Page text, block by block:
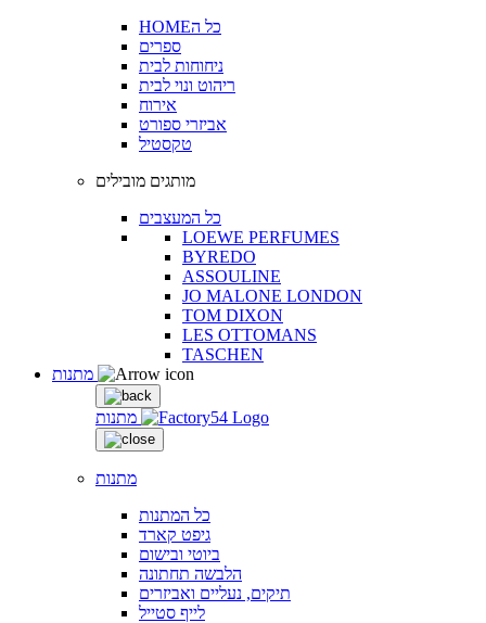
HOMEכל ה
ספרים
ניחוחות לבית
ריהוט ונוי לבית
אירוח
אביזרי ספורט
טקסטיל
מותגים מובילים
כל המעצבים
LOEWE PERFUMES
BYREDO
ASSOULINE
JO MALONE LONDON
TOM DIXON
LES OTTOMANS
TASCHEN
מתנות
מתנות
כל המתנות
גיפט קארד
ביוטי ובישום
הלבשה תחתונה
תיקים, נעליים ואביזרים
לייף סטייל